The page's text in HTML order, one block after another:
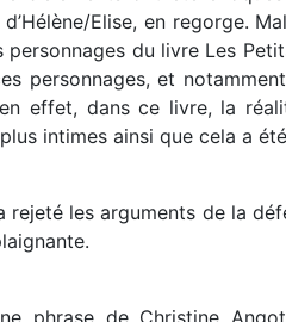
d’Hélène/Elise, en regorge.
personnages du livre Les
personnages, et
effet, dans ce livre, la
intimes ainsi que cela a
rejeté les arguments de la
phrase de Christine